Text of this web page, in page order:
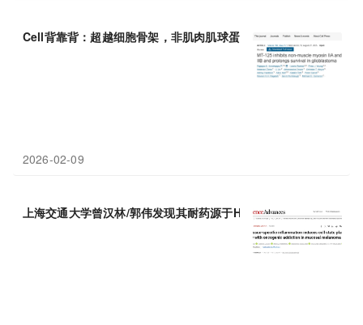
Cell背靠背：超越细胞骨架，非肌肉肌球蛋白 II抑制剂重塑胶质母
2026-02-09
上海交通大学曾汉林/郭伟发现其耐药源于HER2/3“成瘾”，靶向抑